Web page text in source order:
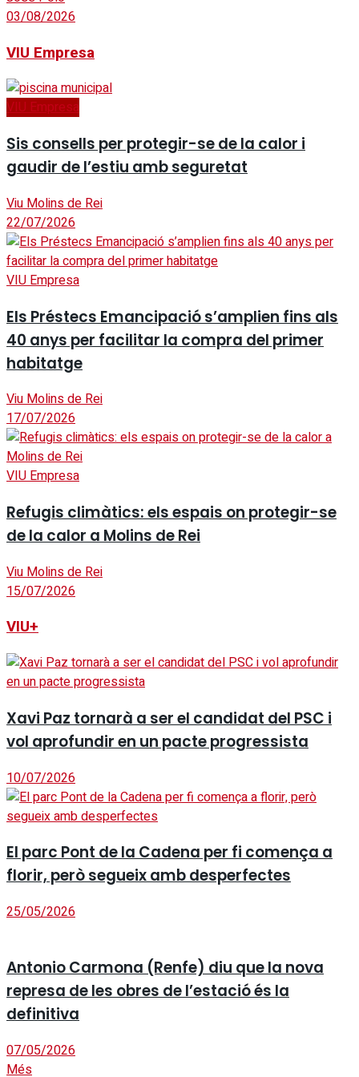
03/08/2026
VIU Empresa
VIU Empresa
Sis consells per protegir-se de la calor i
gaudir de l’estiu amb seguretat
Viu Molins de Rei
22/07/2026
VIU Empresa
Els Préstecs Emancipació s’amplien fins als
40 anys per facilitar la compra del primer
habitatge
Viu Molins de Rei
17/07/2026
VIU Empresa
Refugis climàtics: els espais on protegir-se
de la calor a Molins de Rei
Viu Molins de Rei
15/07/2026
VIU+
Xavi Paz tornarà a ser el candidat del PSC i
vol aprofundir en un pacte progressista
10/07/2026
El parc Pont de la Cadena per fi comença a
florir, però segueix amb desperfectes
25/05/2026
Antonio Carmona (Renfe) diu que la nova
represa de les obres de l’estació és la
definitiva
07/05/2026
Més